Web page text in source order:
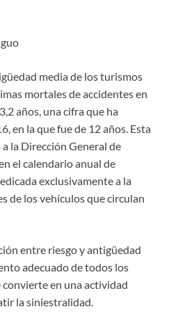
media de los turismos
mortales de accidentes en
años, una cifra que ha
en la que fue de 12 años. Esta
la Dirección General de
el calendario anual de
exclusivamente a la
de los vehículos que circulan
entre riesgo y antigüedad
adecuado de todos los
en una actividad
la siniestralidad.